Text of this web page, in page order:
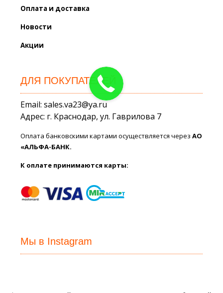
Оплата и доставка
Новости
Акции
ДЛЯ ПОКУПАТЕЛЕЙ
Email: sales.va23@ya.ru
Адрес: г. Краснодар, ул. Гаврилова 7
Оплата банковскими картами осуществляется черезАО
«АЛЬФА-БАНК.
К оплате принимаются карты:
Мы в Instagram